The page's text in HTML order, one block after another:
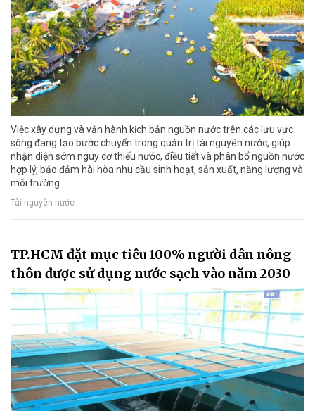
Việc xây dựng và vận hành kịch bản nguồn nước trên các lưu vực
sông đang tạo bước chuyển trong quản trị tài nguyên nước, giúp
nhận diện sớm nguy cơ thiếu nước, điều tiết và phân bổ nguồn nước
hợp lý, bảo đảm hài hòa nhu cầu sinh hoạt, sản xuất, năng lượng và
môi trường.
Tài nguyên nước
TP.HCM đặt mục tiêu 100% người dân nông
thôn được sử dụng nước sạch vào năm 2030